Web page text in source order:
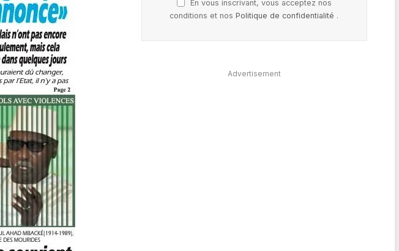
En vous inscrivant, vous acceptez nos
conditions et nosPolitique de confidentialité .
Advertisement